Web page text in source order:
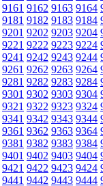
9161 9162 9163 9164
9181 9182 9183 9184
9201 9202 9203 9204
9221 9222 9223 9224
9241 9242 9243 9244
9261 9262 9263 9264
9281 9282 9283 9284
9301 9302 9303 9304
9321 9322 9323 9324
9341 9342 9343 9344
9361 9362 9363 9364
9381 9382 9383 9384
9401 9402 9403 9404
9421 9422 9423 9424
9441 9442 9443 9444